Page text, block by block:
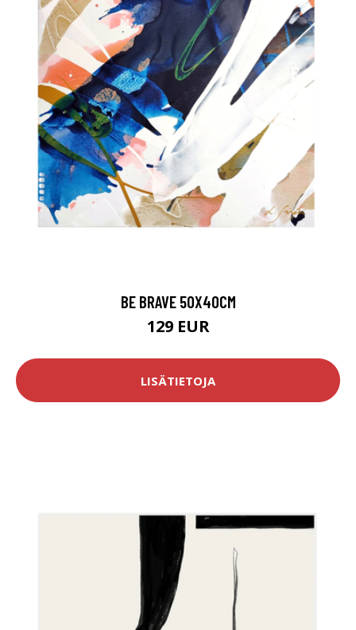
BE BRAVE 50X40CM
129 EUR
LISÄTIETOJA